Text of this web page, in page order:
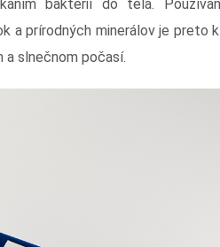
baktérií do tela.
a prírodných minerálov je preto
a slnečnom počasí.